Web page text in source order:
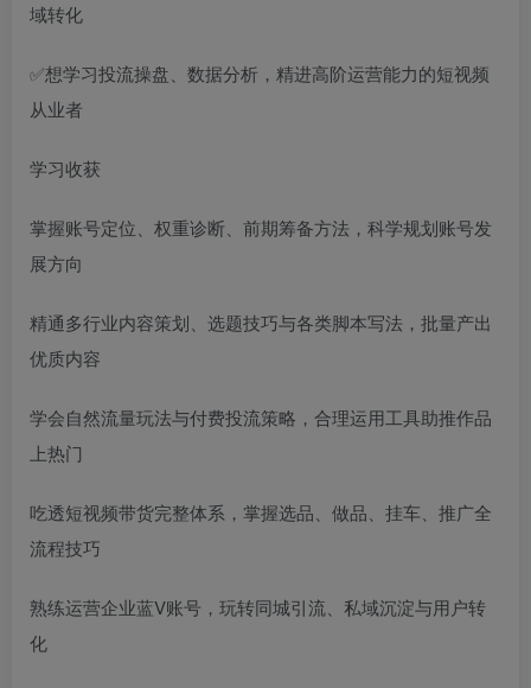
域转化
✅想学习投流操盘、数据分析，精进高阶运营能力的短视频
从业者
学习收获
掌握账号定位、权重诊断、前期筹备方法，科学规划账号发
展方向
精通多行业内容策划、选题技巧与各类脚本写法，批量产出
优质内容
学会自然流量玩法与付费投流策略，合理运用工具助推作品
上热门
吃透短视频带货完整体系，掌握选品、做品、挂车、推广全
流程技巧
熟练运营企业蓝V账号，玩转同城引流、私域沉淀与用户转
化